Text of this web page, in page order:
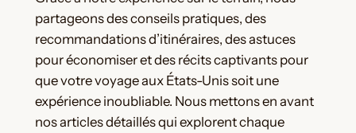
partageons des conseils pratiques, des
recommandations d’itinéraires, des astuces
pour économiser et des récits captivants pour
que votre voyage aux États-Unis soit une
expérience inoubliable. Nous mettons en avant
nos articles détaillés qui explorent chaque